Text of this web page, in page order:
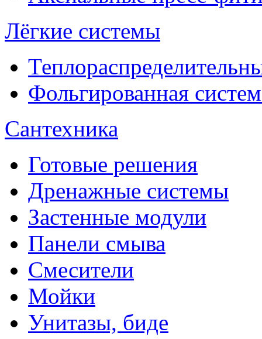
Лёгкие системы
Фольгированная
Сантехника
Готовые решения
Дренажные системы
Застенные модули
Панели смыва
Смесители
Мойки
Унитазы, биде